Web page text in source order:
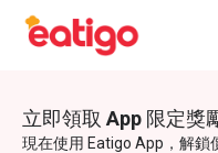
立即領取 App 限定獎
現在使用 Eatigo App，解鎖